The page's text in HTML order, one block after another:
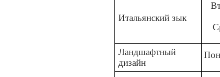
Итальянский зык
Ландшафтный
дизайн